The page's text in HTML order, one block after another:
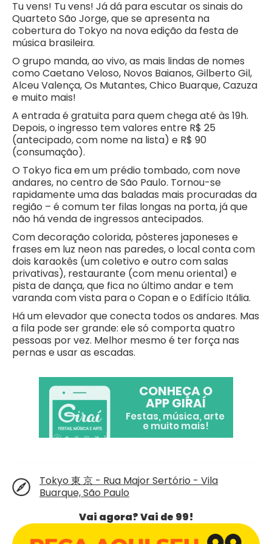
Tu vens! Tu vens! Já dá para escutar os sinais do
Quarteto São Jorge, que se apresenta na
cobertura do Tokyo na nova edição da festa de
música brasileira.
O grupo manda, ao vivo, as mais lindas de nomes
como Caetano Veloso, Novos Baianos, Gilberto Gil,
Alceu Valença, Os Mutantes, Chico Buarque, Cazuza
e muito mais!
A entrada é gratuita para quem chega até às 19h.
Depois, o ingresso tem valores entre R$ 25
(antecipado, com nome na lista) e R$ 90
(consumação).
O Tokyo fica em um prédio tombado, com nove
andares, no centro de São Paulo. Tornou-se
rapidamente uma das baladas mais procuradas da
região – é comum ter filas longas na porta, já que
não há venda de ingressos antecipados.
Com decoração colorida, pôsteres japoneses e
frases em luz neon nas paredes, o local conta com
dois karaokês (um coletivo e outro com salas
privativas), restaurante (com menu oriental) e
pista de dança, que fica no último andar e tem
varanda com vista para o Copan e o Edifício Itália.
Há um elevador que conecta todos os andares. Mas
a fila pode ser grande: ele só comporta quatro
pessoas por vez. Melhor mesmo é ter força nas
pernas e usar as escadas.
Tokyo 東 京 - Rua Major Sertório - Vila
Buarque, São Paulo
Vai agora? Vai de 99!